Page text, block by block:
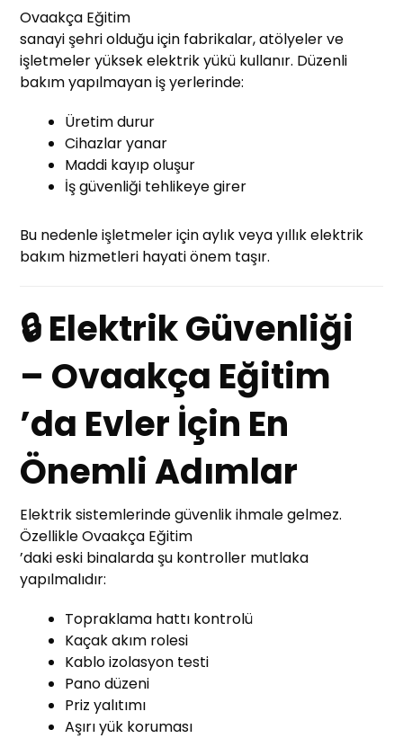
Ovaakça Eğitim
sanayi şehri olduğu için fabrikalar, atölyeler ve
işletmeler yüksek elektrik yükü kullanır. Düzenli
bakım yapılmayan iş yerlerinde:
Üretim durur
Cihazlar yanar
Maddi kayıp oluşur
İş güvenliği tehlikeye girer
Bu nedenle işletmeler için aylık veya yıllık elektrik
bakım hizmetleri hayati önem taşır.
🔒 Elektrik Güvenliği
– Ovaakça Eğitim
’da Evler İçin En
Önemli Adımlar
Elektrik sistemlerinde güvenlik ihmale gelmez.
Özellikle Ovaakça Eğitim
’daki eski binalarda şu kontroller mutlaka
yapılmalıdır:
Topraklama hattı kontrolü
Kaçak akım rolesi
Kablo izolasyon testi
Pano düzeni
Priz yalıtımı
Aşırı yük koruması